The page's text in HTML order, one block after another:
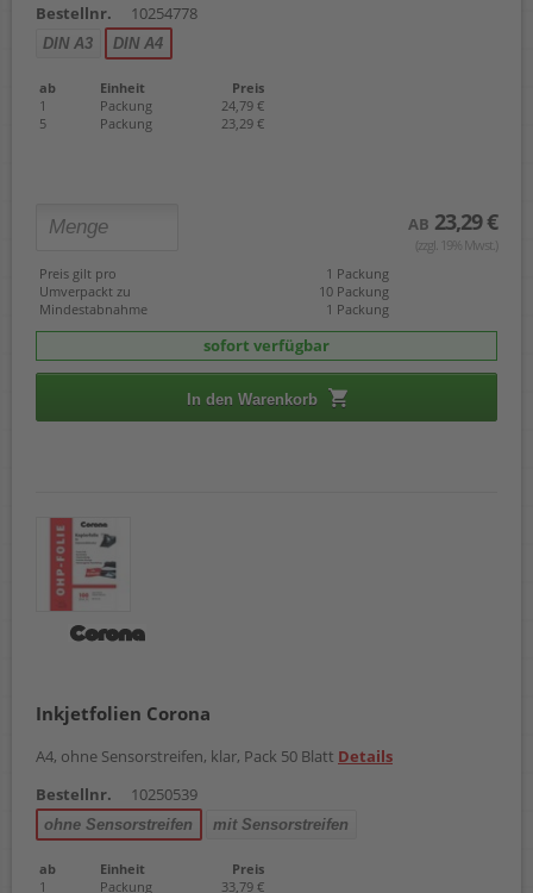
Bestellnr.
10254778
DIN A3 DIN A4
ab Einheit
Preis
1
Packung
24,79 €
5
Packung 23,29 €
AB 23,29 €
(zzgl. 19% Mwst.)
Preis gilt pro
1 Packung
Umverpackt zu
10 Packung
Mindestabnahme
1 Packung
sofort verfügbar
In den Warenkorb
Inkjetfolien Corona
A4, ohne Sensorstreifen, klar, Pack 50 Blatt Details
Bestellnr.
10250539
ohne Sensorstreifen mit Sensorstreifen
ab Einheit
Preis
1
Packung
33,79 €